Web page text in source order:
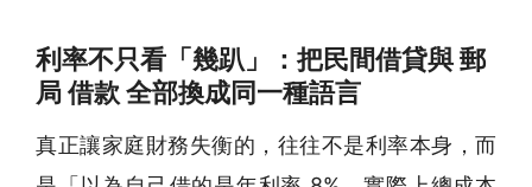
利率不只看「幾趴」：把民間借貸與 郵
局 借款 全部換成同一種語言
真正讓家庭財務失衡的，往往不是利率本身，而